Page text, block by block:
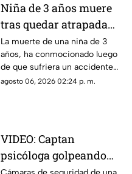
Niña de 3 años muere
tras quedar atrapada
en cocina de juguete
La muerte de una niña de 3
años, ha conmocionado luego
de que sufriera un accidente
doméstico con una cocina de
agosto 06, 2026 02:24 p. m.
VIDEO: Captan
psicóloga golpeando